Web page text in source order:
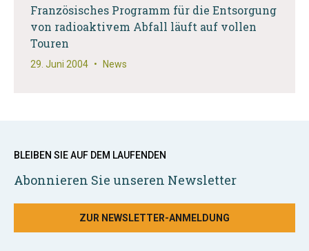
Französisches Programm für die Entsorgung
von radioaktivem Abfall läuft auf vollen
Touren
29. Juni 2004 • News
BLEIBEN SIE AUF DEM LAUFENDEN
Abonnieren Sie unseren Newsletter
ZUR NEWSLETTER-ANMELDUNG